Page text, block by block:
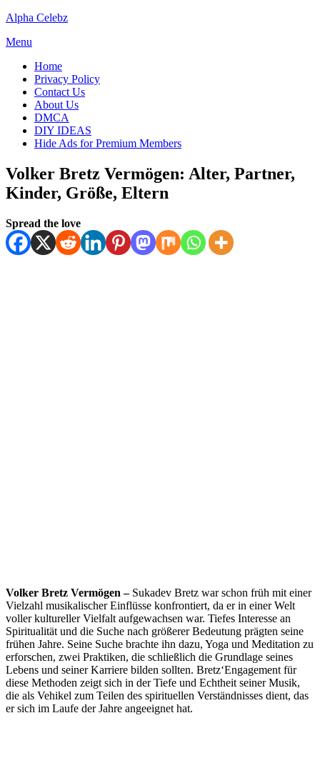
Skip
content
Alpha Celebz
Menu
Home
Privacy Policy
Contact Us
About Us
DMCA
DIY IDEAS
Hide Ads for Premium Members
Volker Bretz Vermögen: Alter, Partner,
Kinder, Größe, Eltern
byKornil
Posted
on
July 8, 2025
Spread the love
Volker Bretz Vermögen – Sukadev Bretz war schon früh mit einer
Vielzahl musikalischer Einflüsse konfrontiert, da er in einer Welt
voller kultureller Vielfalt aufgewachsen war. Tiefes Interesse an
Spiritualität und die Suche nach größerer Bedeutung prägten seine
frühen Jahre. Seine Suche brachte ihn dazu, Yoga und Meditation zu
erforschen, zwei Praktiken, die schließlich die Grundlage seines
Lebens und seiner Karriere bilden sollten. Bretz‘Engagement für
diese Methoden zeigt sich in der Tiefe und Echtheit seiner Musik,
die als Vehikel zum Teilen des spirituellen Verständnisses dient, das
er sich im Laufe der Jahre angeeignet hat.